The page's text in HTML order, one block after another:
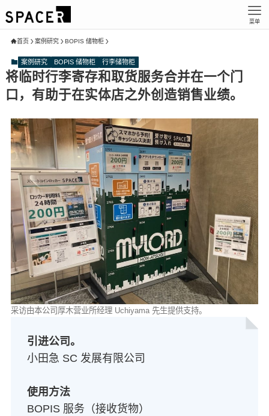
菜单
首页 案例研究 BOPIS 储物柜
案例研究 BOPIS 储物柜 行李储物柜
将临时行李寄存和取货服务合并在一个门
口，有助于在实体店之外创造销售业绩。
采访由本公司厚木营业所经理 Uchiyama 先生提供支持。
引进公司。
小田急 SC 发展有限公司
使用方法
BOPIS 服务（接收货物）